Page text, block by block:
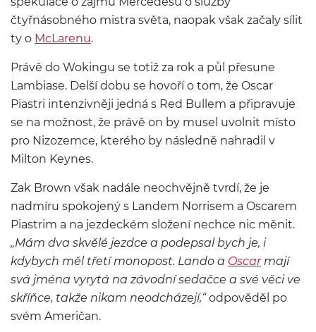
čtyřnásobného mistra světa, naopak však začaly sílit
ty o McLarenu.
Právě do Wokingu se totiž za rok a půl přesune
Lambiase. Delší dobu se hovoří o tom, že Oscar
Piastri intenzivněji jedná s Red Bullem a připravuje
se na možnost, že právě on by musel uvolnit místo
pro Nizozemce, kterého by následně nahradil v
Milton Keynes.
Zak Brown však nadále neochvějně tvrdí, že je
nadmíru spokojený s Landem Norrisem a Oscarem
Piastrim a na jezdeckém složení nechce nic měnit.
„Mám dva skvělé jezdce a podepsal bych je, i
kdybych měl třetí monopost. Lando a Oscarmají
svá jména vyrytá na závodní sedačce a své věci ve
skříňce, takže nikam neodcházejí,“odpověděl po
svém Američan.